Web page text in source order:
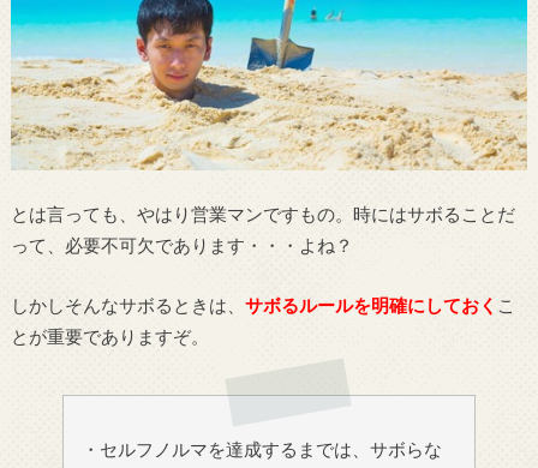
とは言っても、やはり営業マンですもの。時にはサボることだ
って、必要不可欠であります・・・よね？
しかしそんなサボるときは、 サボるルールを明確にしておく こ
とが重要でありますぞ。
・セルフノルマを達成するまでは、サボらな